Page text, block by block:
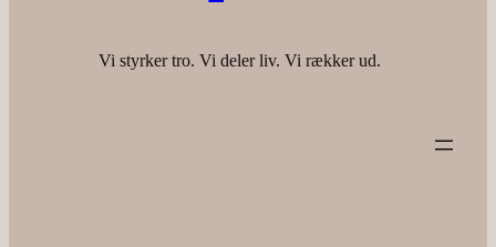
Vi styrker tro. Vi deler liv. Vi rækker ud.